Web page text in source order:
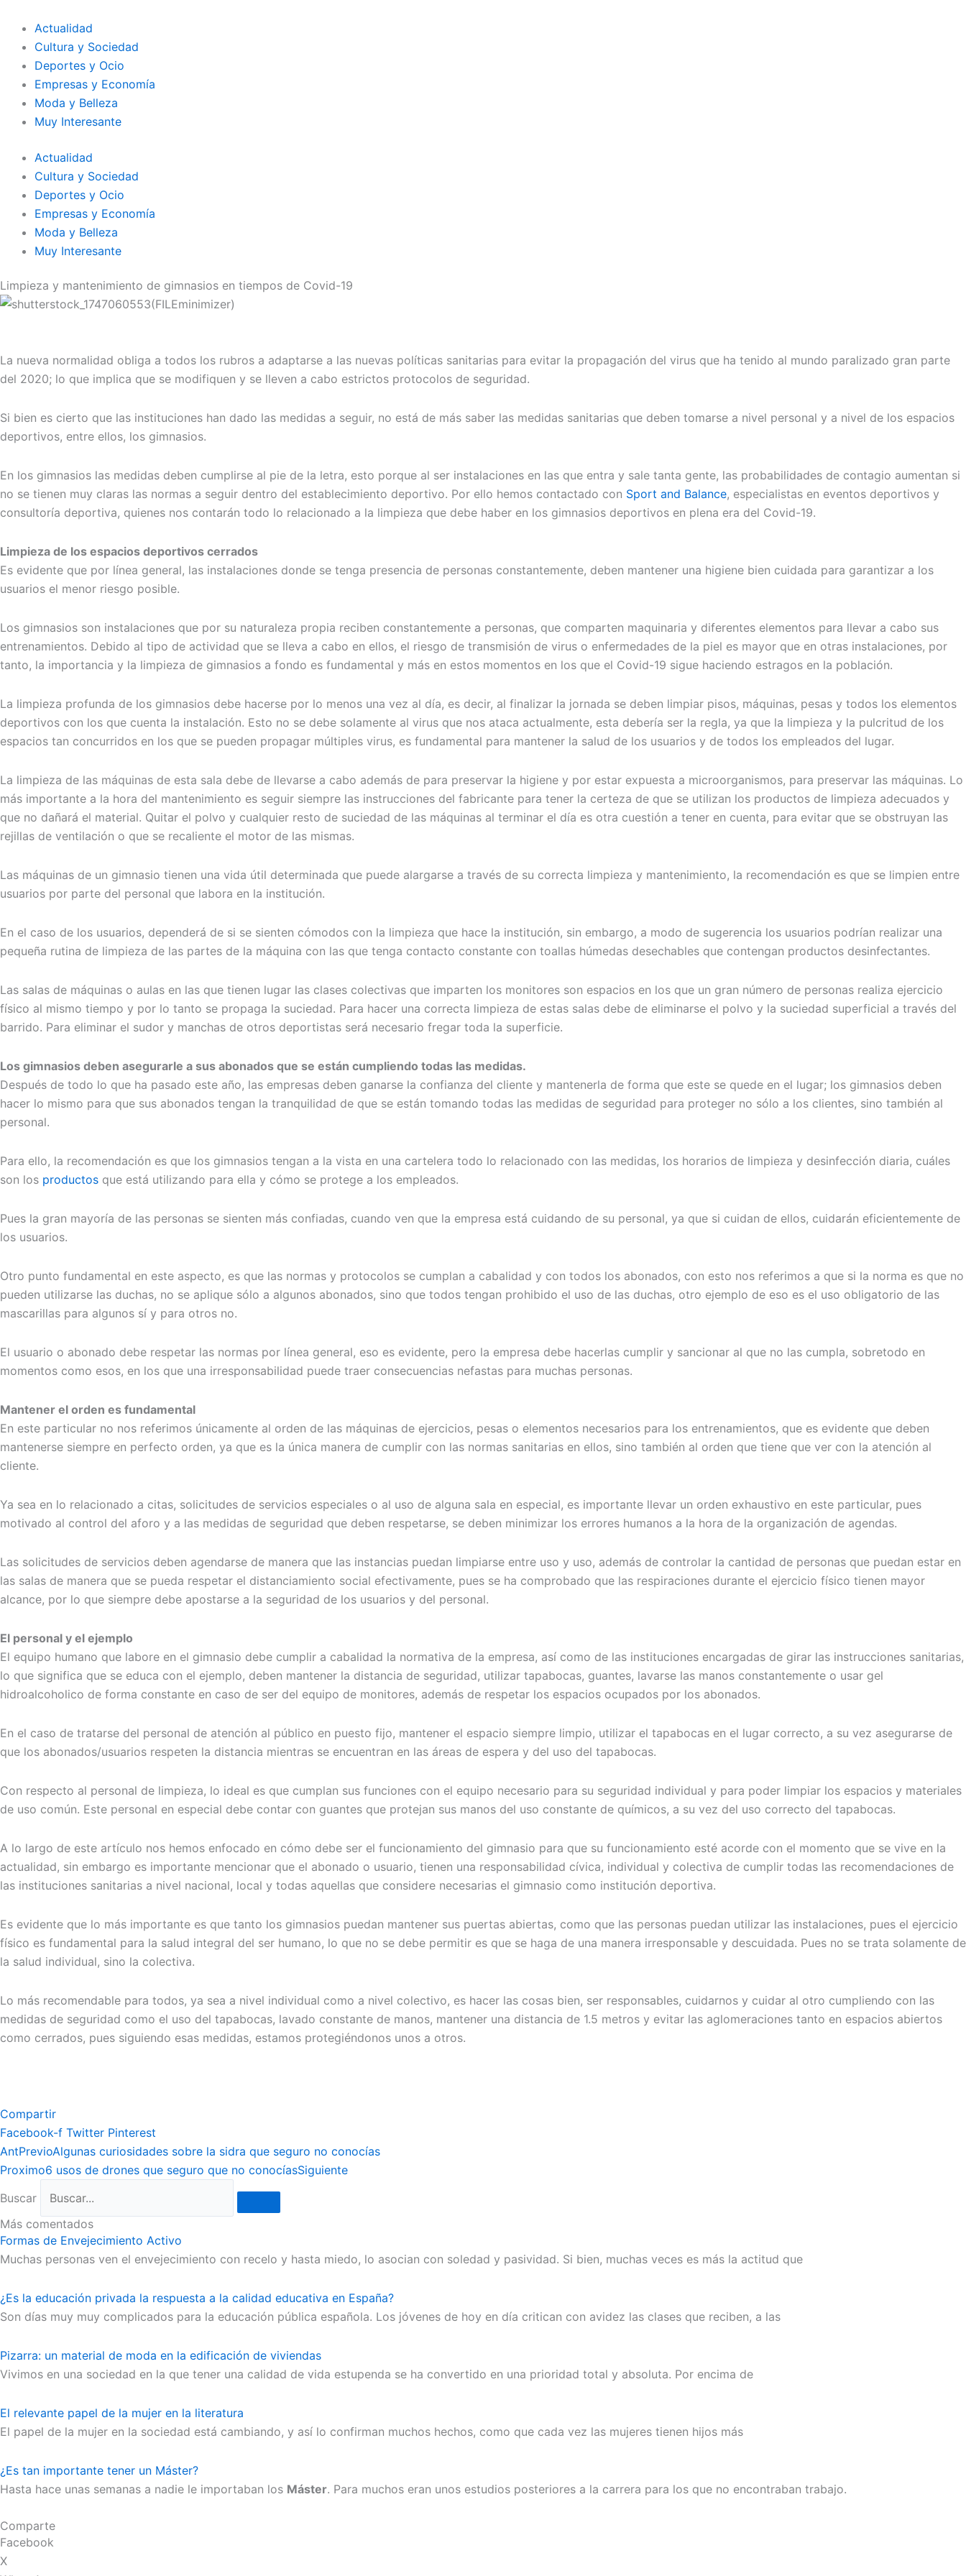
contenido
Actualidad
Cultura y Sociedad
Deportes y Ocio
Empresas y Economía
Moda y Belleza
Muy Interesante
Actualidad
Cultura y Sociedad
Deportes y Ocio
Empresas y Economía
Moda y Belleza
Muy Interesante
Limpieza y mantenimiento de gimnasios en tiempos de Covid-19
La nueva normalidad obliga a todos los rubros a adaptarse a las nuevas políticas sanitarias para evitar la propagación del virus que ha tenido al mundo paralizado gran parte
del 2020; lo que implica que se modifiquen y se lleven a cabo estrictos protocolos de seguridad.
Si bien es cierto que las instituciones han dado las medidas a seguir, no está de más saber las medidas sanitarias que deben tomarse a nivel personal y a nivel de los espacios
deportivos, entre ellos, los gimnasios.
En los gimnasios las medidas deben cumplirse al pie de la letra, esto porque al ser instalaciones en las que entra y sale tanta gente, las probabilidades de contagio aumentan si
no se tienen muy claras las normas a seguir dentro del establecimiento deportivo. Por ello hemos contactado con Sport and Balance, especialistas en eventos deportivos y
consultoría deportiva, quienes nos contarán todo lo relacionado a la limpieza que debe haber en los gimnasios deportivos en plena era del Covid-19.
Limpieza de los espacios deportivos cerrados
Es evidente que por línea general, las instalaciones donde se tenga presencia de personas constantemente, deben mantener una higiene bien cuidada para garantizar a los
usuarios el menor riesgo posible.
Los gimnasios son instalaciones que por su naturaleza propia reciben constantemente a personas, que comparten maquinaria y diferentes elementos para llevar a cabo sus
entrenamientos. Debido al tipo de actividad que se lleva a cabo en ellos, el riesgo de transmisión de virus o enfermedades de la piel es mayor que en otras instalaciones, por
tanto, la importancia y la limpieza de gimnasios a fondo es fundamental y más en estos momentos en los que el Covid-19 sigue haciendo estragos en la población.
La limpieza profunda de los gimnasios debe hacerse por lo menos una vez al día, es decir, al finalizar la jornada se deben limpiar pisos, máquinas, pesas y todos los elementos
deportivos con los que cuenta la instalación. Esto no se debe solamente al virus que nos ataca actualmente, esta debería ser la regla, ya que la limpieza y la pulcritud de los
espacios tan concurridos en los que se pueden propagar múltiples virus, es fundamental para mantener la salud de los usuarios y de todos los empleados del lugar.
La limpieza de las máquinas de esta sala debe de llevarse a cabo además de para preservar la higiene y por estar expuesta a microorganismos, para preservar las máquinas. Lo
más importante a la hora del mantenimiento es seguir siempre las instrucciones del fabricante para tener la certeza de que se utilizan los productos de limpieza adecuados y
que no dañará el material. Quitar el polvo y cualquier resto de suciedad de las máquinas al terminar el día es otra cuestión a tener en cuenta, para evitar que se obstruyan las
rejillas de ventilación o que se recaliente el motor de las mismas.
Las máquinas de un gimnasio tienen una vida útil determinada que puede alargarse a través de su correcta limpieza y mantenimiento, la recomendación es que se limpien entre
usuarios por parte del personal que labora en la institución.
En el caso de los usuarios, dependerá de si se sienten cómodos con la limpieza que hace la institución, sin embargo, a modo de sugerencia los usuarios podrían realizar una
pequeña rutina de limpieza de las partes de la máquina con las que tenga contacto constante con toallas húmedas desechables que contengan productos desinfectantes.
Las salas de máquinas o aulas en las que tienen lugar las clases colectivas que imparten los monitores son espacios en los que un gran número de personas realiza ejercicio
físico al mismo tiempo y por lo tanto se propaga la suciedad. Para hacer una correcta limpieza de estas salas debe de eliminarse el polvo y la suciedad superficial a través del
barrido. Para eliminar el sudor y manchas de otros deportistas será necesario fregar toda la superficie.
Los gimnasios deben asegurarle a sus abonados que se están cumpliendo todas las medidas.
Después de todo lo que ha pasado este año, las empresas deben ganarse la confianza del cliente y mantenerla de forma que este se quede en el lugar; los gimnasios deben
hacer lo mismo para que sus abonados tengan la tranquilidad de que se están tomando todas las medidas de seguridad para proteger no sólo a los clientes, sino también al
personal.
Para ello, la recomendación es que los gimnasios tengan a la vista en una cartelera todo lo relacionado con las medidas, los horarios de limpieza y desinfección diaria, cuáles
son los productos que está utilizando para ella y cómo se protege a los empleados.
Pues la gran mayoría de las personas se sienten más confiadas, cuando ven que la empresa está cuidando de su personal, ya que si cuidan de ellos, cuidarán eficientemente de
los usuarios.
Otro punto fundamental en este aspecto, es que las normas y protocolos se cumplan a cabalidad y con todos los abonados, con esto nos referimos a que si la norma es que no
pueden utilizarse las duchas, no se aplique sólo a algunos abonados, sino que todos tengan prohibido el uso de las duchas, otro ejemplo de eso es el uso obligatorio de las
mascarillas para algunos sí y para otros no.
El usuario o abonado debe respetar las normas por línea general, eso es evidente, pero la empresa debe hacerlas cumplir y sancionar al que no las cumpla, sobretodo en
momentos como esos, en los que una irresponsabilidad puede traer consecuencias nefastas para muchas personas.
Mantener el orden es fundamental
En este particular no nos referimos únicamente al orden de las máquinas de ejercicios, pesas o elementos necesarios para los entrenamientos, que es evidente que deben
mantenerse siempre en perfecto orden, ya que es la única manera de cumplir con las normas sanitarias en ellos, sino también al orden que tiene que ver con la atención al
cliente.
Ya sea en lo relacionado a citas, solicitudes de servicios especiales o al uso de alguna sala en especial, es importante llevar un orden exhaustivo en este particular, pues
motivado al control del aforo y a las medidas de seguridad que deben respetarse, se deben minimizar los errores humanos a la hora de la organización de agendas.
Las solicitudes de servicios deben agendarse de manera que las instancias puedan limpiarse entre uso y uso, además de controlar la cantidad de personas que puedan estar en
las salas de manera que se pueda respetar el distanciamiento social efectivamente, pues se ha comprobado que las respiraciones durante el ejercicio físico tienen mayor
alcance, por lo que siempre debe apostarse a la seguridad de los usuarios y del personal.
El personal y el ejemplo
El equipo humano que labore en el gimnasio debe cumplir a cabalidad la normativa de la empresa, así como de las instituciones encargadas de girar las instrucciones sanitarias,
lo que significa que se educa con el ejemplo, deben mantener la distancia de seguridad, utilizar tapabocas, guantes, lavarse las manos constantemente o usar gel
hidroalcoholico de forma constante en caso de ser del equipo de monitores, además de respetar los espacios ocupados por los abonados.
En el caso de tratarse del personal de atención al público en puesto fijo, mantener el espacio siempre limpio, utilizar el tapabocas en el lugar correcto, a su vez asegurarse de
que los abonados/usuarios respeten la distancia mientras se encuentran en las áreas de espera y del uso del tapabocas.
Con respecto al personal de limpieza, lo ideal es que cumplan sus funciones con el equipo necesario para su seguridad individual y para poder limpiar los espacios y materiales
de uso común. Este personal en especial debe contar con guantes que protejan sus manos del uso constante de químicos, a su vez del uso correcto del tapabocas.
A lo largo de este artículo nos hemos enfocado en cómo debe ser el funcionamiento del gimnasio para que su funcionamiento esté acorde con el momento que se vive en la
actualidad, sin embargo es importante mencionar que el abonado o usuario, tienen una responsabilidad cívica, individual y colectiva de cumplir todas las recomendaciones de
las instituciones sanitarias a nivel nacional, local y todas aquellas que considere necesarias el gimnasio como institución deportiva.
Es evidente que lo más importante es que tanto los gimnasios puedan mantener sus puertas abiertas, como que las personas puedan utilizar las instalaciones, pues el ejercicio
físico es fundamental para la salud integral del ser humano, lo que no se debe permitir es que se haga de una manera irresponsable y descuidada. Pues no se trata solamente de
la salud individual, sino la colectiva.
Lo más recomendable para todos, ya sea a nivel individual como a nivel colectivo, es hacer las cosas bien, ser responsables, cuidarnos y cuidar al otro cumpliendo con las
medidas de seguridad como el uso del tapabocas, lavado constante de manos, mantener una distancia de 1.5 metros y evitar las aglomeraciones tanto en espacios abiertos
como cerrados, pues siguiendo esas medidas, estamos protegiéndonos unos a otros.
Compartir
Facebook-f Twitter Pinterest
AntPrevioAlgunas curiosidades sobre la sidra que seguro no conocías
Proximo6 usos de drones que seguro que no conocíasSiguiente
Buscar
Más comentados
Formas de Envejecimiento Activo
Muchas personas ven el envejecimiento con recelo y hasta miedo, lo asocian con soledad y pasividad. Si bien, muchas veces es más la actitud que
¿Es la educación privada la respuesta a la calidad educativa en España?
Son días muy muy complicados para la educación pública española. Los jóvenes de hoy en día critican con avidez las clases que reciben, a las
Pizarra: un material de moda en la edificación de viviendas
Vivimos en una sociedad en la que tener una calidad de vida estupenda se ha convertido en una prioridad total y absoluta. Por encima de
El relevante papel de la mujer en la literatura
El papel de la mujer en la sociedad está cambiando, y así lo confirman muchos hechos, como que cada vez las mujeres tienen hijos más
¿Es tan importante tener un Máster?
Hasta hace unas semanas a nadie le importaban los Máster. Para muchos eran unos estudios posteriores a la carrera para los que no encontraban trabajo.
Comparte
Facebook
X